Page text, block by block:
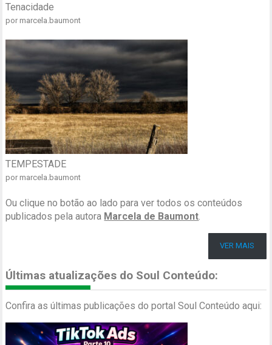
Tenacidade
por marcela.baumont
TEMPESTADE
por marcela.baumont
Ou clique no botão ao lado para ver todos os conteúdos
publicados pela autora Marcela de Baumont
VER MAIS
Últimas atualizações do Soul Conteúdo:
Confira as últimas publicações do portal Soul Conteúdo aqui: